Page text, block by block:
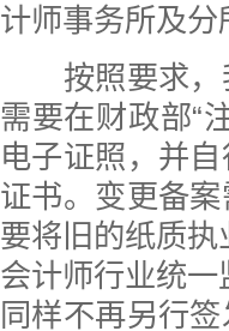
计师事务所及分
按照要求，
需要在财政部“
电子证照，并
证书。变更备
要将旧的纸质
会计师行业统
同样不再另行